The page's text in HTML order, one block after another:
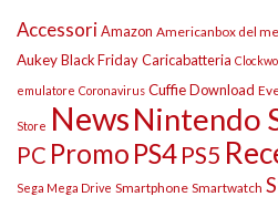
AccessoriAmazon Americanbox del
AukeyBlack FridayCaricabatteria
emulatore Coronavirus CuffieDownload
Store NewsNintendo
PC Promo PS4PS5
Sega Mega Drive Smartphone Smartwatch